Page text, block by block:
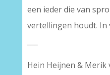
een ieder die van
vertellingen houdt. In
Hein Heijnen & Merik